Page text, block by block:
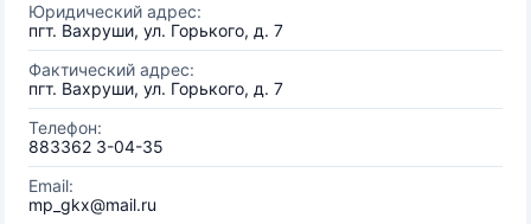
Юридический адрес:
пгт. Вахруши, ул. Горького, д. 7
Фактический адрес:
пгт. Вахруши, ул. Горького, д. 7
Телефон:
883362 3-04-35
Email:
mp_gkx@mail.ru